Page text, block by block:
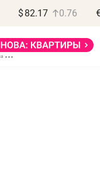
$ 82.17 0.76